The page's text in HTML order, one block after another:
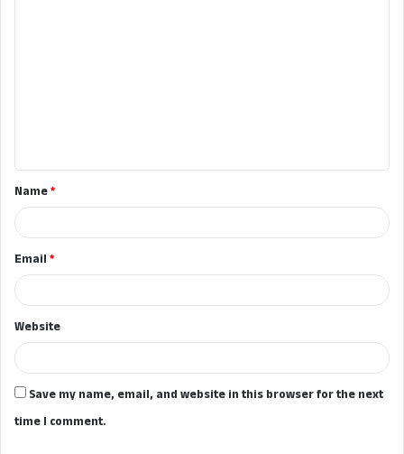
t
*Name*
Email*
Website
Save my name, email, and website in this browser for the next
time I comment.